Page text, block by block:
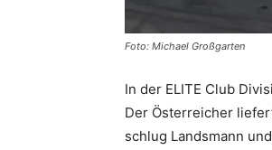
Foto: Michael Großgarten
In der ELITE Club
Der Österreicher
schlug Landsmann